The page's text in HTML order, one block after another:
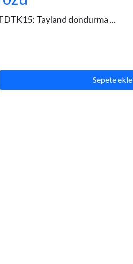
Tayland dondurma ...
Sepete ekle